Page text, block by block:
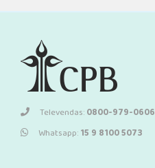
Televendas:0800-979-0606
Whatsapp:15 9 8100 5073